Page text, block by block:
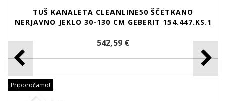
TUŠ KANALETA CLEANLINE50 ŠČETKANO
NERJAVNO JEKLO 30-130 CM GEBERIT 154.447.KS.1
542,59 €
Priporočamo!